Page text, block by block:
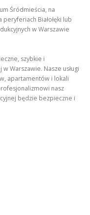
Śródmieścia, na
Białołęki lub
w Warszawie
szybkie i
Warszawie. Nasze usługi
apartamentów i lokali
nasz
będzie bezpieczne i